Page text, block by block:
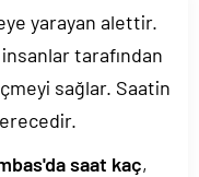
yarayan alettir.
tarafından
sağlar. Saatin
saat kaç,